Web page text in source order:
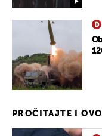
PROČITAJTE I OVO